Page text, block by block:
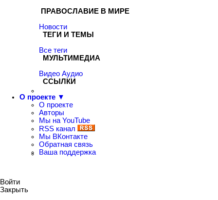
ПРАВОСЛАВИЕ В МИРЕ
Новости
ТЕГИ И ТЕМЫ
Все теги
МУЛЬТИМЕДИА
Видео Аудио
ССЫЛКИ
О проекте ▼
О проекте
Авторы
Мы на YouTube
RSS канал
Мы ВКонтакте
Обратная связь
Ваша поддержка
Войти
Закрыть